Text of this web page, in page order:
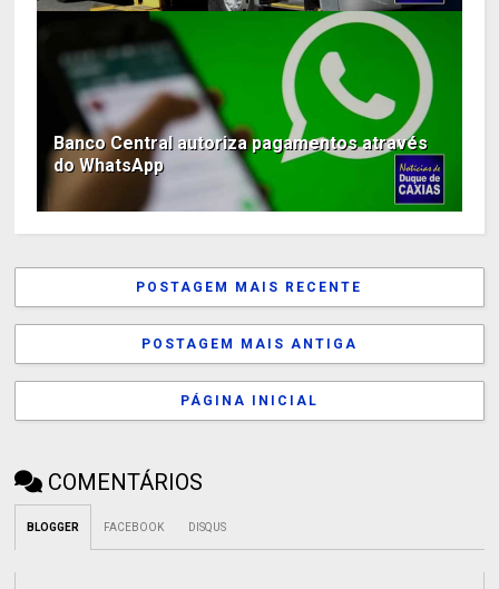
Banco Central autoriza pagamentos através
do WhatsApp
POSTAGEM MAIS RECENTE
POSTAGEM MAIS ANTIGA
PÁGINA INICIAL
COMENTÁRIOS
BLOGGER FACEBOOK DISQUS